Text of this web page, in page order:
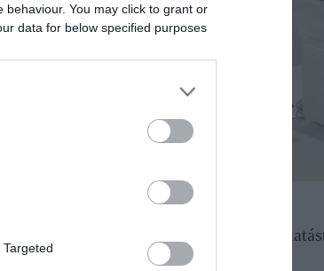
You may click to grant or
data for below specified purposes
az
aránnyal. Az
ki a
HITEL
Így kérj
JIR?